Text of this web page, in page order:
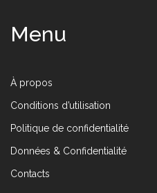
Menu
À propos
Conditions d’utilisation
Politique de confidentialité
Données & Confidentialité
Contacts